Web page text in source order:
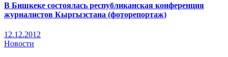
В Бишкеке состоялась республиканская конференция
журналистов Кыргызстана (фоторепортаж)
12.12.2012
Новости